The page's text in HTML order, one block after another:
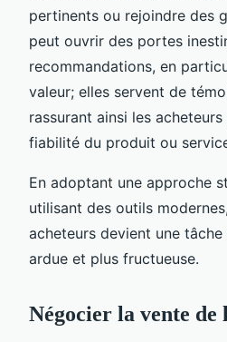
pertinents ou rejoindre des
peut ouvrir des portes
recommandations, en
valeur; elles servent de
rassurant ainsi les
fiabilité du produit ou
En adoptant une approche
utilisant des outils
acheteurs devient une
ardue et plus fructueuse.
Négocier la vente de